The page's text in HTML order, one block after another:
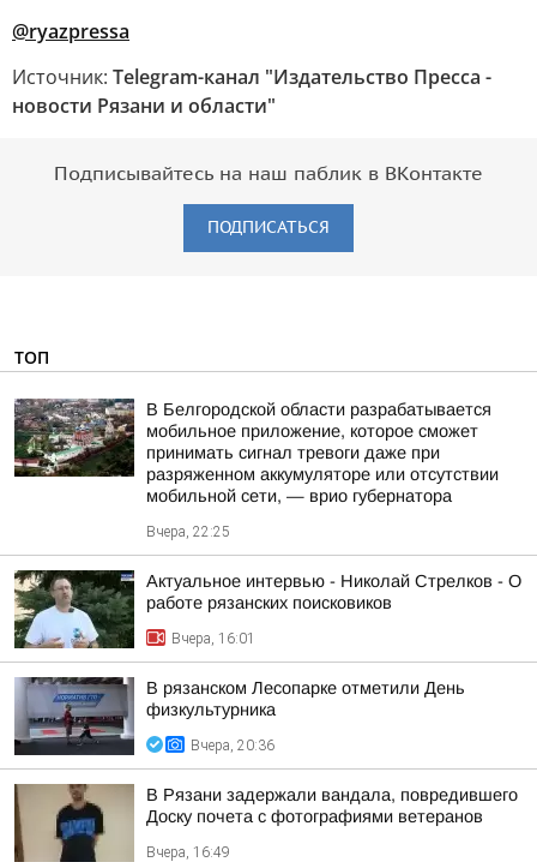
@ryazpressa
Источник: Telegram-канал "Издательство Пресса -
новости Рязани и области"
Подписывайтесь на наш паблик в ВКонтакте
ПОДПИСАТЬСЯ
ТОП
В Белгородской области разрабатывается
мобильное приложение, которое сможет
принимать сигнал тревоги даже при
разряженном аккумуляторе или отсутствии
мобильной сети, — врио губернатора
Вчера, 22:25
Актуальное интервью - Николай Стрелков - О
работе рязанских поисковиков
Вчера, 16:01
В рязанском Лесопарке отметили День
физкультурника
Вчера, 20:36
В Рязани задержали вандала, повредившего
Доску почета с фотографиями ветеранов
Вчера, 16:49